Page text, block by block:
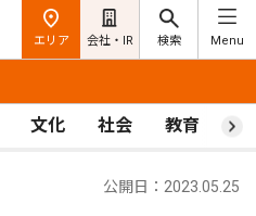
エリア 会社・IR 検索 Menu
文化 社会 教育 ス
公開日：2023.05.25